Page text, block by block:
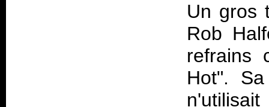
Un gros
Rob
refrains
Hot".